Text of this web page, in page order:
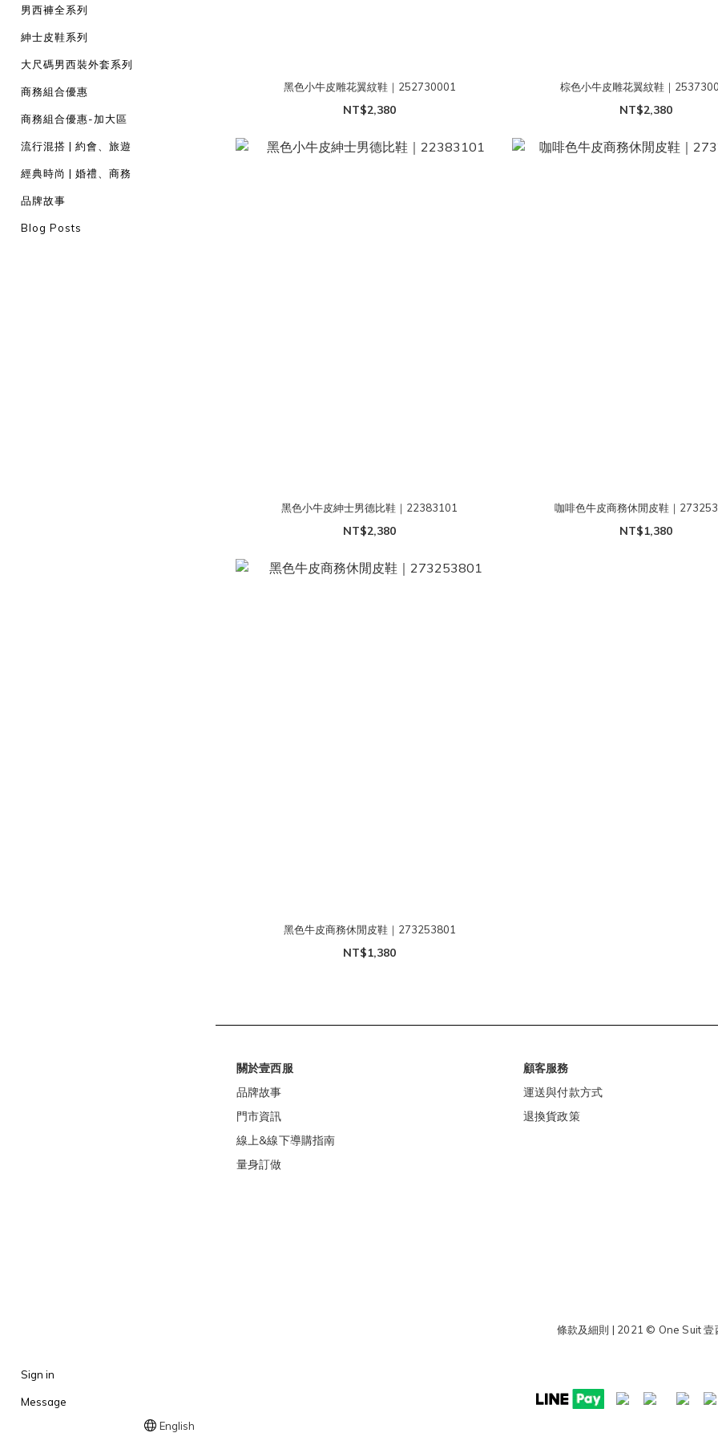
男西褲全系列
紳士皮鞋系列
大尺碼男西裝外套系列
商務組合優惠
商務組合優惠-加大區
流行混搭 | 約會、旅遊
經典時尚 | 婚禮、商務
品牌故事
Blog Posts
Sign in
Message
English
黑色小牛皮雕花翼紋鞋｜252730001
NT$2,380
棕色小牛皮雕花翼紋鞋｜
NT$2,380
黑色小牛皮紳士男德比鞋｜22383101
NT$2,380
咖啡色牛皮商務休閒皮鞋｜
NT$1,380
黑色牛皮商務休閒皮鞋｜273253801
NT$1,380
關於壹西服
品牌故事
門市資訊
線上&線下導購指南
量身訂做
顧客服務
運送與付款方式
退換貨政策
條款及細則 | 2021 © One Suit 壹